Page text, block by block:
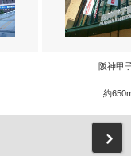
阪神甲
約